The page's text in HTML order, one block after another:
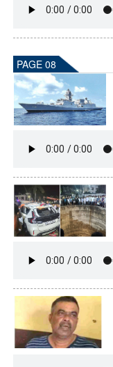
PAGE 08